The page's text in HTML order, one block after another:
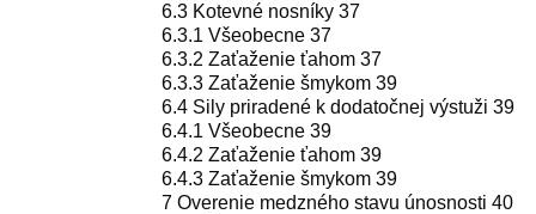
6.3 Kotevné nosníky 37
6.3.1 Všeobecne 37
6.3.2 Zaťaženie ťahom 37
6.3.3 Zaťaženie šmykom 39
6.4 Sily priradené k dodatočnej výstuži 39
6.4.1 Všeobecne 39
6.4.2 Zaťaženie ťahom 39
6.4.3 Zaťaženie šmykom 39
7 Overenie medzného stavu únosnosti 40